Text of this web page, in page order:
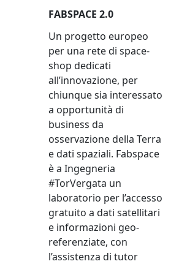
FABSPACE 2.0
Un progetto europeo
per una rete di space-
shop dedicati
all’innovazione, per
chiunque sia interessato
a opportunità di
business da
osservazione della Terra
e dati spaziali. Fabspace
è a Ingegneria
#TorVergata un
laboratorio per l’accesso
gratuito a dati satellitari
e informazioni geo-
referenziate, con
l’assistenza di tutor